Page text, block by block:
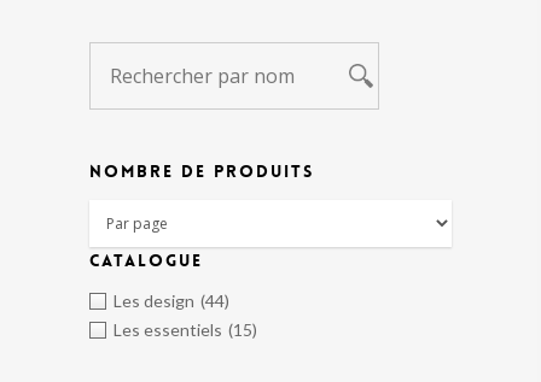
NOMBRE DE PRODUITS
CATALOGUE
Les design (44)
Les essentiels (15)